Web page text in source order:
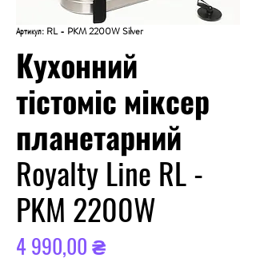
Артикул: RL - PKM 2200W Silver
Кухонний
тістоміс міксер
планетарний
Royalty Line RL -
PKM 2200W
4 990,00 ₴Ціна